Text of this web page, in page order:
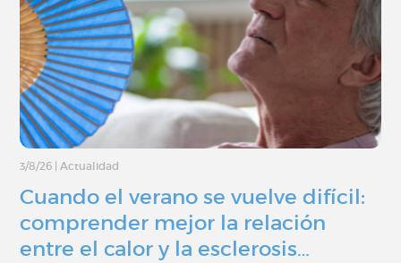
3/8/26 Actualidad
Cuando el verano se vuelve difícil:
comprender mejor la relación
entre el calor y la esclerosis…